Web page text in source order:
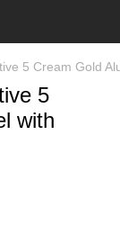
5 Cream Gold
5
with